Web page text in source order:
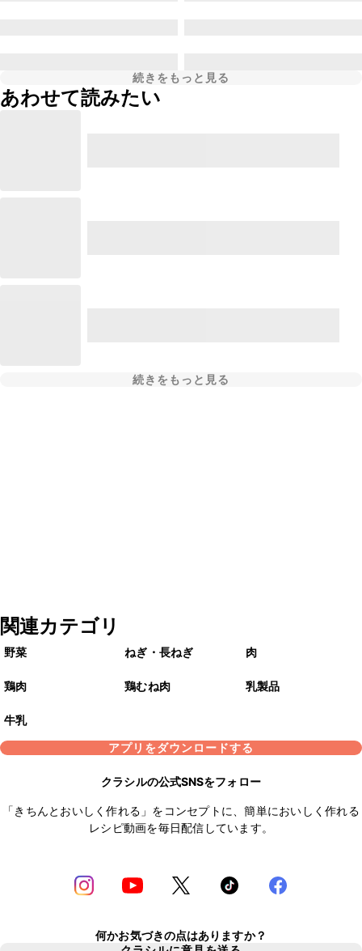
続きをもっと見る
あわせて読みたい
続きをもっと見る
関連カテゴリ
野菜 ねぎ・長ねぎ 肉
鶏肉 鶏むね肉 乳製品
牛乳
アプリをダウンロードする
クラシルの公式SNSをフォロー
「きちんとおいしく作れる」をコンセプトに、簡単においしく作れる
レシピ動画を毎日配信しています。
何かお気づきの点はありますか？